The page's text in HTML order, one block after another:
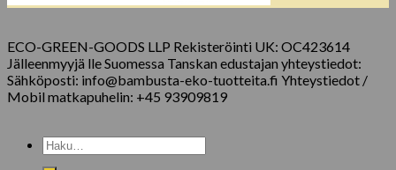
ECO-GREEN-GOODS LLP Rekisteröinti UK: OC423614
Jälleenmyyjä lle Suomessa Tanskan edustajan yhteystiedot:
Sähköposti: info@bambusta-eko-tuotteita.fi Yhteystiedot /
Mobil matkapuhelin: +45 93909819
Etsi: